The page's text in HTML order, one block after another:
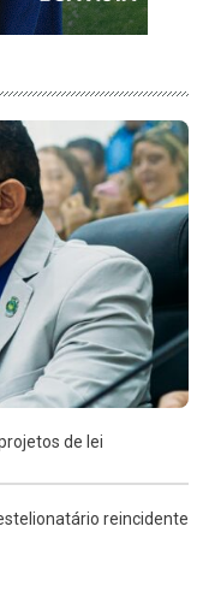
de lei
reincidente